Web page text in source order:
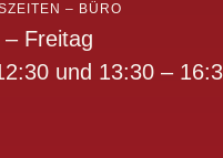
– BÜRO
Freitag
und 13:30 –